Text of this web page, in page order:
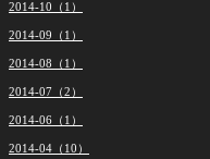
2014-10（1）
2014-09（1）
2014-08（1）
2014-07（2）
2014-06（1）
2014-04（10）